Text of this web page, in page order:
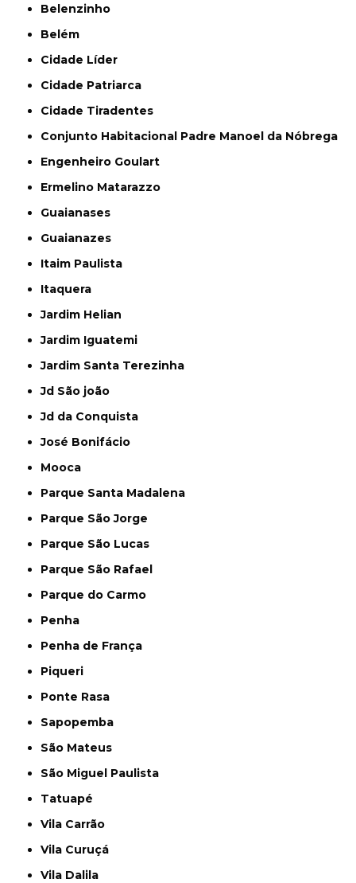
Belenzinho
Belém
Cidade Líder
Cidade Patriarca
Cidade Tiradentes
Conjunto Habitacional Padre Manoel da Nóbrega
Engenheiro Goulart
Ermelino Matarazzo
Guaianases
Guaianazes
Itaim Paulista
Itaquera
Jardim Helian
Jardim Iguatemi
Jardim Santa Terezinha
Jd São joão
Jd da Conquista
José Bonifácio
Mooca
Parque Santa Madalena
Parque São Jorge
Parque São Lucas
Parque São Rafael
Parque do Carmo
Penha
Penha de França
Piqueri
Ponte Rasa
Sapopemba
São Mateus
São Miguel Paulista
Tatuapé
Vila Carrão
Vila Curuçá
Vila Dalila